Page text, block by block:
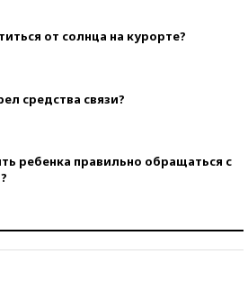
от солнца на курорте?
средства связи?
ребенка правильно обращаться с